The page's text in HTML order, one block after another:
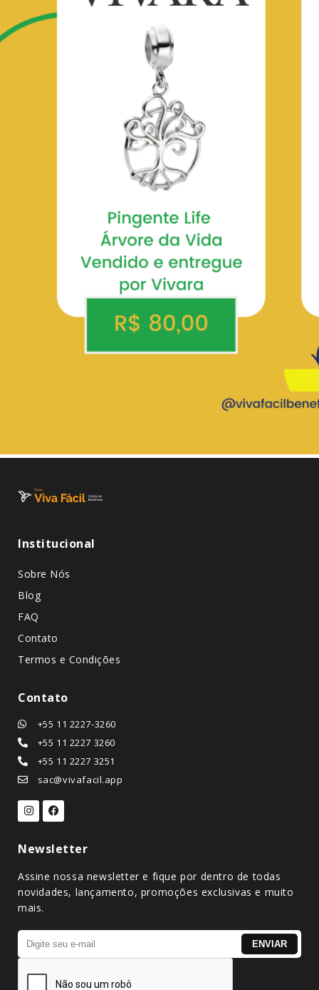
Institucional
Sobre Nós
Blog
FAQ
Contato
Termos e Condições
Contato
+55 11 2227-3260
+55 11 2227 3260
+55 11 2227 3251
sac@vivafacil.app
Newsletter
Assine nossa newsletter e fique por dentro de todas
novidades, lançamento, promoções exclusivas e muito
mais.